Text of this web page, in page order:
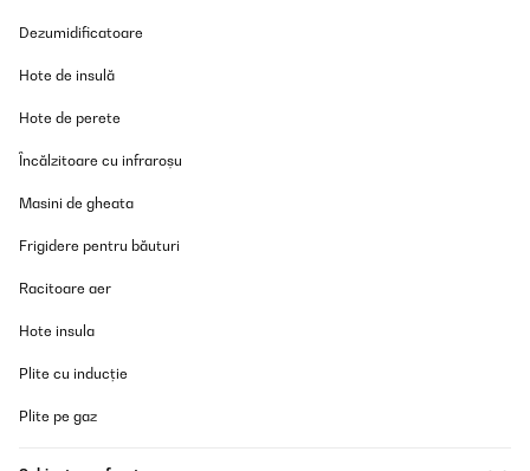
Top Teil
Amazon-Benutzer
Traducere
Amazon user
Traducere
Dezumidificatoare
Hote de insulă
Hote de perete
Încălzitoare cu infraroșu
Masini de gheata
Frigidere pentru băuturi
Racitoare aer
Hote insula
Plite cu inducție
Plite pe gaz